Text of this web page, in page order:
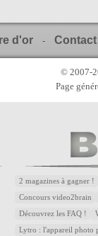
d'or - Contact
© 2007-
Page
2 magazines à gagner !
Concours video2brain
Découvrez les FAQ !
Lytro : l'appareil photo